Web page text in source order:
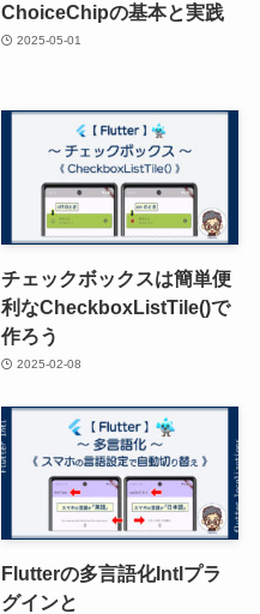
ChoiceChipの基本と実践
2025-05-01
チェックボックスは簡単便
利なCheckboxListTile()で
作ろう
2025-02-08
Flutterの多言語化Intlプラ
グインと